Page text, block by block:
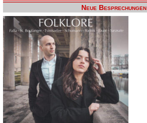
Neue Besprechungen